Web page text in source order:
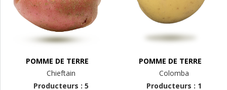
POMME DE TERRE
Chieftain
Producteurs : 5
POMME DE TERRE
Colomba
Producteurs : 1